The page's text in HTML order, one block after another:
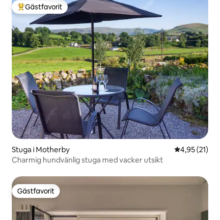
Populär gästfavorit
Gästfavorit
Stuga i Motherby 4,95 av 5 i
4,95 (21)
Charmig hundvänlig stuga med vacker utsikt
Gästfavorit
Gästfavorit